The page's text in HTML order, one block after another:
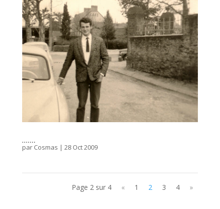
…….
par Cosmas | 28 Oct 2009
Page 2 sur 4 « 1 2 3 4 »